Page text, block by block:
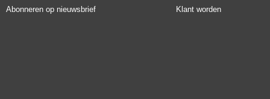
Abonneren op nieuwsbrief Klant worden